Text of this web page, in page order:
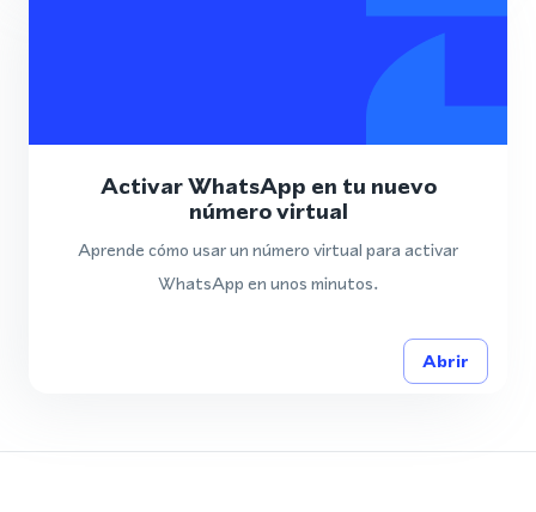
Activar WhatsApp en tu nuevo
número virtual
Aprende cómo usar un número virtual para activar
WhatsApp en unos minutos.
Abrir